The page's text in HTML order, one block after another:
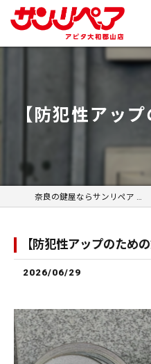
【防犯性アッ
奈良の鍵屋ならサンリペア アピタ大和郡山店
【防犯性アップのための
2026/06/29